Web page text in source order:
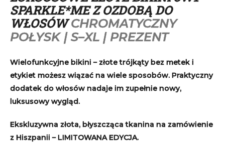
5,0
na
5
gwiazdek.
SPARKLE*ME Z OZDOBĄ DO
WŁOSÓWCHROMATYCZNY
POŁYSK | S–XL | PREZENT
Wielofunkcyjne bikini – złote trójkąty bez metek i
etykiet możesz wiązać na wiele sposobów. Praktyczny
dodatek do włosów nadaje im zupełnie nowy,
luksusowy wygląd.
Ekskluzywna złota, błyszcząca tkanina na zamówienie
z Hiszpanii – LIMITOWANA EDYCJA.